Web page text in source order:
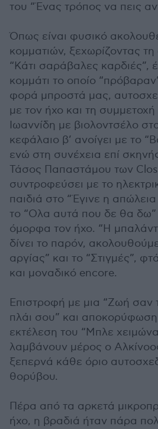
του “Ένας τρόπος να πεις
Όπως είναι φυσικό
κομματιών, ξεχωρίζοντας
“Κάτι σαράβαλες καρδιές”,
κομμάτι το οποίο
φορά μπροστά μας,
με τον ήχο και τη
Ιωαννίδη με βιολοντσέλο
κεφάλαιο β’ ανοίγει με το
ενώ στη συνέχεια επί
Τάσος Παπαστάμου των
συντροφεύσει με το
παιδιά στο “Έγινε η
το “Oλα αυτά που δε θα δω”
όμορφα τον ήχο. “Η
δίνει το παρόν,
αργίας” και το “Στιγμές”,
και μοναδικό encore.
Επιστροφή με μια “Ζωή σαν
πλάι σου” και
εκτέλεση του “Μπλε
λαμβάνουν μέρος ο
ξεπερνά κάθε όριο
θορύβου.
Πέρα από τα αρκετά
ήχο, η βραδιά ήταν πάρα